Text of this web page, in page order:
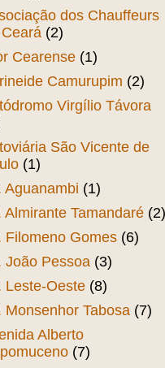
dos Chauffeurs
(2)
Cearense (1)
Camurupim (2)
Virgílio Távora
São Vicente de
(1)
Aguanambi (1)
Almirante Tamandaré (2)
Filomeno Gomes (6)
João Pessoa (3)
Leste-Oeste (8)
Monsenhor Tabosa (7)
Alberto
(7)